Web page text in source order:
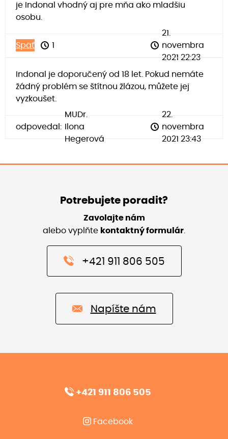
je Indonal vhodný aj pre mňa ako mladšiu
osobu.
Späť 1
21.
novembra
2021 22:23
Indonal je doporučený od 18 let. Pokud nemáte
žádný problém se štítnou žlázou, můžete jej
vyzkoušet.
odpovedal:
MUDr.
Ilona
Hegerová
22.
novembra
2021 23:43
Potrebujete poradit?
Zavolajte nám
alebo vyplňte kontaktný formulár
+421 911 806 505
Napíšte nám
+421 911 806 505
Facebook